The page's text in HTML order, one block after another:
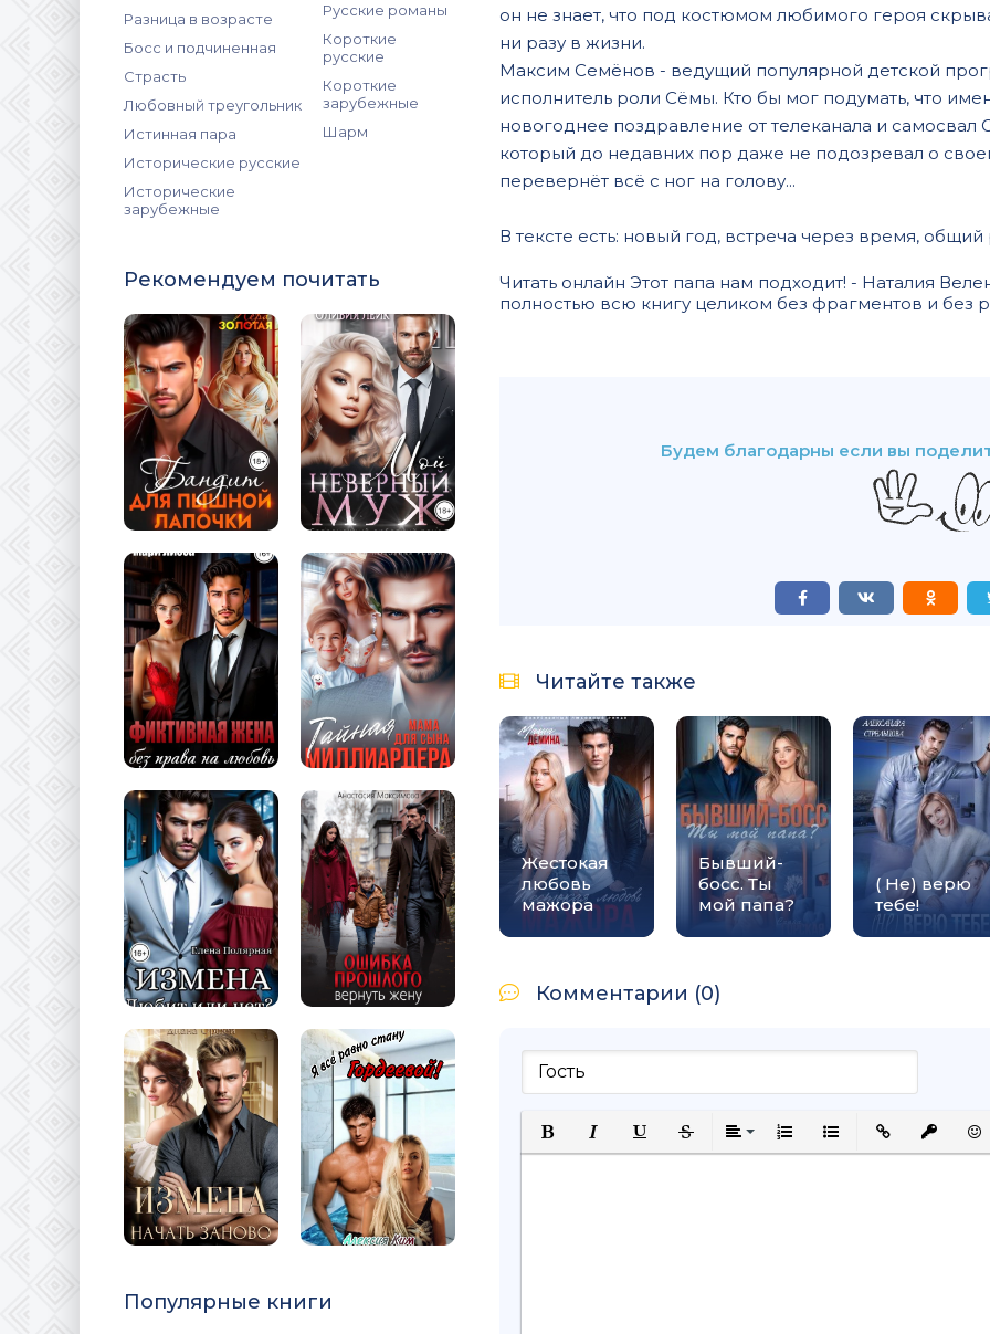
Разница в возрасте
Босс и подчиненная
Страсть
Любовный треугольник
Истинная пара
Исторические русские
Исторические
зарубежные
Русские романы
Короткие
русские
Короткие
зарубежные
Шарм
Рекомендуем почитать
Популярные книги
он не знает, что под костюмом любимого героя
ни разу в жизни.
Максим Семёнов - ведущий популярной детской
исполнитель роли Сёмы. Кто бы мог подумать, что
новогоднее поздравление от телеканала и
который до недавних пор даже не подозревал о
перевернёт всё с ног на голову...
В тексте есть: новый год, встреча через время,
Читать онлайн Этот папа нам подходит! - Наталия
полностью всю книгу целиком без фрагментов и без
Будем благодарны если вы
Читайте также
Жестокая
любовь
мажора
Бывший-
босс. Ты
мой папа?
( Не) верю
тебе!
Комментарии (0)
Полужирный
КурсивПодчеркнутый
ЗачеркнутыйВыравнивание
Нумерованный список
Маркированный
Вставить